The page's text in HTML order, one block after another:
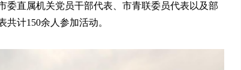
委直属机关党员干部代表、市青联委员代表以及部
计150余人参加活动。